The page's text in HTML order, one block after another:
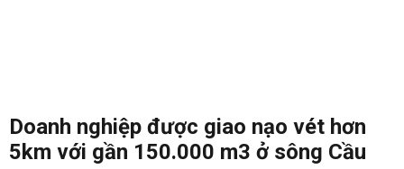
Doanh nghiệp được giao nạo vét hơn
5km với gần 150.000 m3 ở sông Cầu